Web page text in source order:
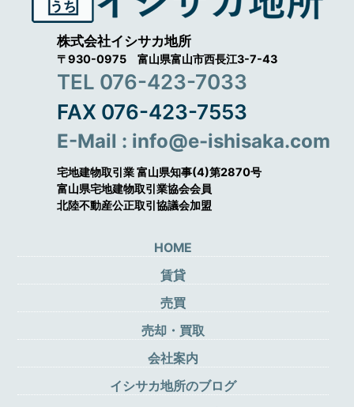
株式会社イシサカ地所
〒930-0975 富山県富山市西長江3-7-43
TEL 076-423-7033
FAX 076-423-7553
E-Mail : info@e-ishisaka.com
宅地建物取引業 富山県知事(4)第2870号
富山県宅地建物取引業協会会員
北陸不動産公正取引協議会加盟
HOME
賃貸
売買
売却・買取
会社案内
イシサカ地所のブログ